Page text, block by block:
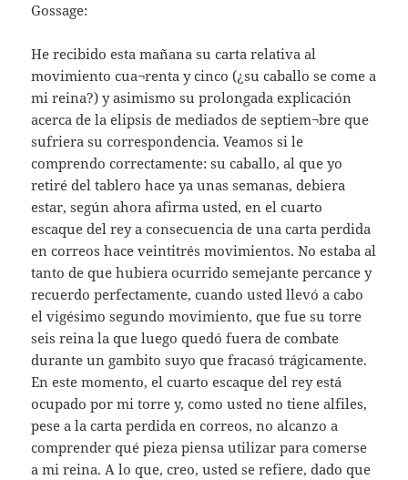
Gossage:
He recibido esta mañana su carta relativa al
movimiento cua¬renta y cinco (¿su caballo se come a
mi reina?) y asimismo su prolongada explicación
acerca de la elipsis de mediados de septiem¬bre que
sufriera su correspondencia. Veamos si le
comprendo correctamente: su caballo, al que yo
retiré del tablero hace ya unas semanas, debiera
estar, según ahora afirma usted, en el cuarto
escaque del rey a consecuencia de una carta perdida
en correos hace veintitrés movimientos. No estaba al
tanto de que hubiera ocurrido semejante percance y
recuerdo perfectamente, cuando usted llevó a cabo
el vigésimo segundo movimiento, que fue su torre
seis reina la que luego quedó fuera de combate
durante un gambito suyo que fracasó trágicamente.
En este momento, el cuarto escaque del rey está
ocupado por mi torre y, como usted no tiene alfiles,
pese a la carta perdida en correos, no alcanzo a
comprender qué pieza piensa utilizar para comerse
a mi reina. A lo que, creo, usted se refiere, dado que